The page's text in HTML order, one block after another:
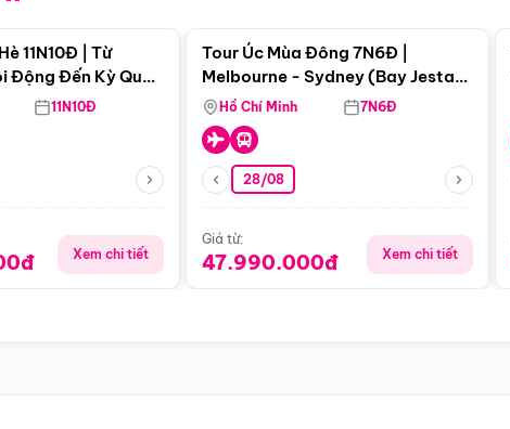
11N10Đ | Từ
Động Đến Kỳ Quan
11N10Đ
Xem chi tiết
Tour Úc Mùa Đông 7N6Đ |
Melbourne - Sydney (Bay Jestar
Airways)
Hồ Chí Minh 7N6Đ
28/08
Giá từ:
47.990.000đ Xem chi tiết